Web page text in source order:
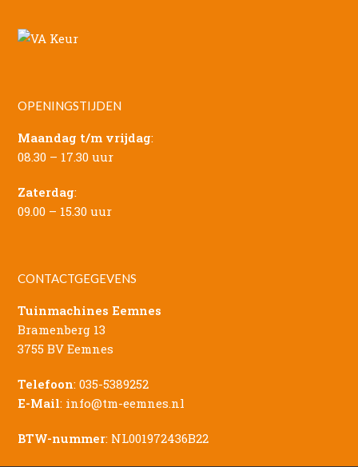
OPENINGSTIJDEN
Maandag t/m vrijdag:
08.30 – 17.30 uur
Zaterdag:
09.00 – 15.30 uur
CONTACTGEGEVENS
Tuinmachines Eemnes
Bramenberg 13
3755 BV Eemnes
Telefoon:035-5389252
E-Mail: info@tm-eemnes.nl
BTW-nummer: NL001972436B22